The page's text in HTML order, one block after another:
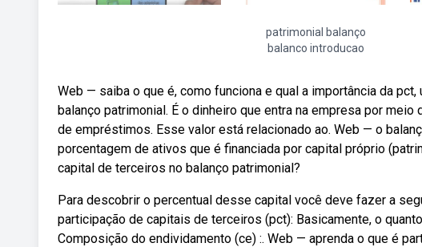
patrimonial balanço
balanco introducao
Web — saiba o que é, como funciona e qual a importância da
balanço patrimonial. É o dinheiro que entra na empresa por
de empréstimos. Esse valor está relacionado ao. Web — o
porcentagem de ativos que é financiada por capital próprio
capital de terceiros no balanço patrimonial?
Para descobrir o percentual desse capital você deve fazer a
participação de capitais de terceiros (pct): Basicamente, o
Composição do endividamento (ce) :. Web — aprenda o que é